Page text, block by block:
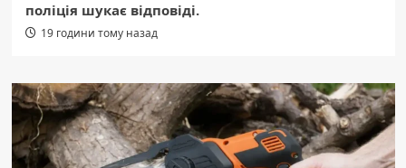
поліція шукає відповіді.
19 години тому назад